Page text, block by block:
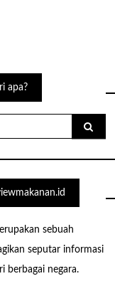
apa?
sebuah
seputar informasi
berbagai negara.